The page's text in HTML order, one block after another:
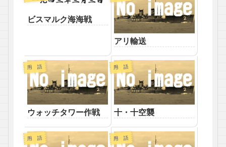
ビスマルク海海戦
アリ輸送
用 語
ウォッチタワー作戦
用 語
十・十空襲
用 語 用 語